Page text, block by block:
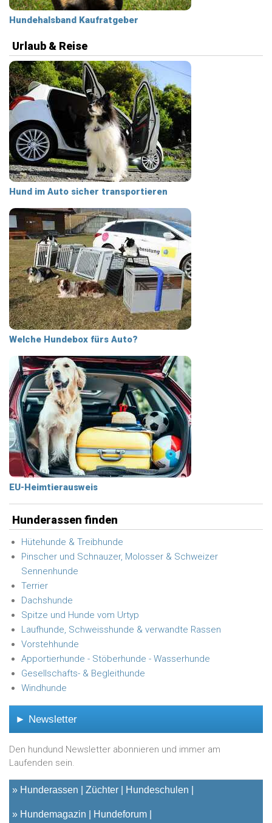
Hundehalsband Kaufratgeber
Urlaub & Reise
Hund im Auto sicher transportieren
Welche Hundebox fürs Auto?
EU-Heimtierausweis
Hunderassen finden
Hütehunde & Treibhunde
Pinscher und Schnauzer, Molosser & Schweizer
Sennenhunde
Terrier
Dachshunde
Spitze und Hunde vom Urtyp
Laufhunde, Schweisshunde & verwandte Rassen
Vorstehhunde
Apportierhunde - Stöberhunde - Wasserhunde
Gesellschafts- & Begleithunde
Windhunde
► Newsletter
Den hundund Newsletter abonnieren und immer am
Laufenden sein.
» Hunderassen Züchter Hundeschulen
» Hundemagazin Hundeforum